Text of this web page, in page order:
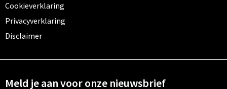
Cookieverklaring
Privacyverklaring
Disclaimer
Meld je aan voor onze nieuwsbrief